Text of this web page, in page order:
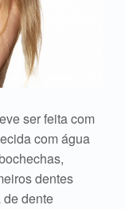
ser feita com
com água
dentes
dente